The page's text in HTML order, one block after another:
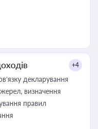
+4
декларування
визначення
правил